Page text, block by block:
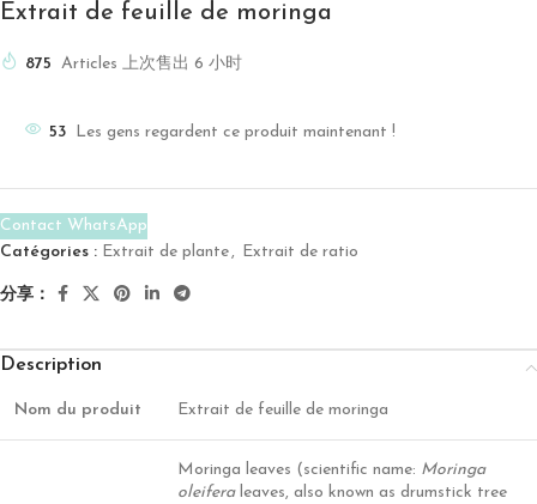
Extrait de feuille de moringa
875 Articles 上次售出 6 小时
53 Les gens regardent ce produit maintenant !
Contact WhatsApp
Catégories : Extrait de plante, Extrait de ratio
分享：
Description
Nom du produit Extrait de feuille de moringa
Moringa leaves (scientific name: Moringa
oleiferaleaves, also known as drumstick tree